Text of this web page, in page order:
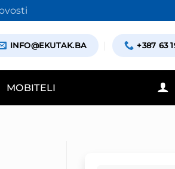
INFO@EKUTAK.BA +387 63
MOBITELI